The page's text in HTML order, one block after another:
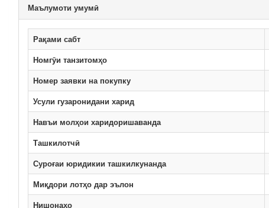
Маълумоти умумӣ
Рақами сабт
Номгӯи танзитомҳо
Номер заявки на покупку
Усули гузаронидани харид
Навъи молҳои харидоришаванда
Ташкилотчӣ
Суроғаи юридикии ташкилкунанда
Миқдори лотҳо дар эълон
Нишонаҳо